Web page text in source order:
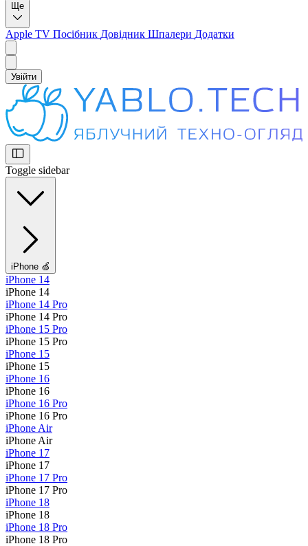
Ще
Apple TV Посібник Довідник Шпалери Додатки
Увійти
Toggle sidebar
iPhone 🍏
iPhone 14
iPhone 14
iPhone 14 Pro
iPhone 14 Pro
iPhone 15 Pro
iPhone 15 Pro
iPhone 15
iPhone 15
iPhone 16
iPhone 16
iPhone 16 Pro
iPhone 16 Pro
iPhone Air
iPhone Air
iPhone 17
iPhone 17
iPhone 17 Pro
iPhone 17 Pro
iPhone 18
iPhone 18
iPhone 18 Pro
iPhone 18 Pro